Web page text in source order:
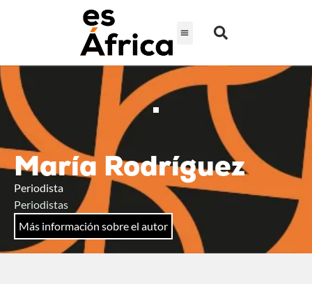
María Rodríguez
Periodista
Periodistas
Más información sobre el autor